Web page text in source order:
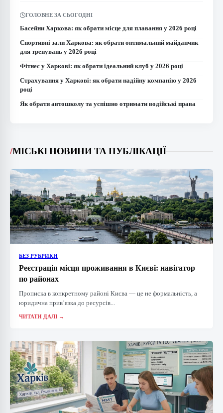
ГОЛОВНЕ ЗА СЬОГОДНІ
Басейни Харкова: як обрати місце для плавання у 2026 році
Спортивні зали Харкова: як обрати оптимальний майданчик
для тренувань у 2026 році
Фітнес у Харкові: як обрати ідеальний клуб у 2026 році
Страхування у Харкові: як обрати надійну компанію у 2026
році
Як обрати автошколу та успішно отримати водійські права
/МІСЬКІ НОВИНИ ТА ПУБЛІКАЦІЇ
БЕЗ РУБРИКИ
Реєстрація місця проживання в Києві: навігатор
по районах
Прописка в конкретному районі Києва — це не формальність, а
юридична прив’язка до ресурсів...
ЧИТАТИ ДАЛІ →